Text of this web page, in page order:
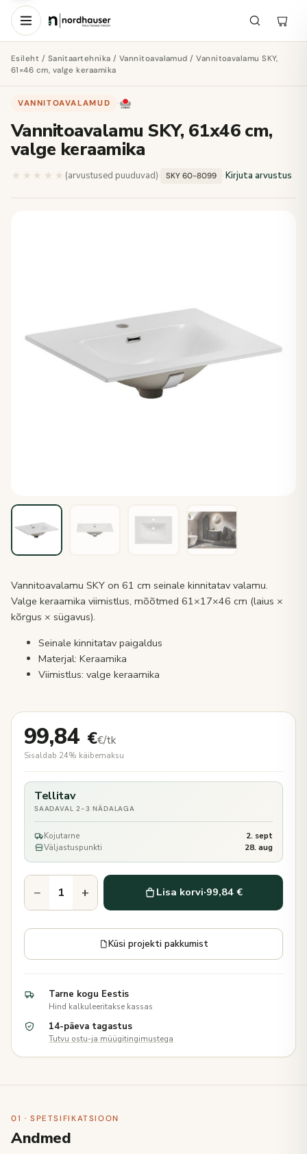
Esileht / Sanitaartehnika / Vannitoavalamud / Vannitoavalamu SKY,
61×46 cm, valge keraamika
VANNITOAVALAMUD ·
Vannitoavalamu SKY, 61x46 cm,
valge keraamika
★★★★★ ★★★★★
(arvustused puuduvad)· SKY 60-8099 ·Kirjuta arvustus
Vannitoavalamu SKY on 61 cm seinale kinnitatav valamu.
Valge keraamika viimistlus, mõõtmed 61×17×46 cm (laius ×
kõrgus × sügavus).
Seinale kinnitatav paigaldus
Materjal: Keraamika
Viimistlus: valge keraamika
99,84 €€/tk
Sisaldab 24% käibemaksu
Tellitav
SAADAVAL 2-3 NÄDALAGA
Kojutarne
2. sept
Väljastuspunkti
28. aug
− + Lisa korvi·99,84 €
Küsi projekti pakkumist
Tarne kogu Eestis
Hind kalkuleeritakse kassas
14-päeva tagastus
Tutvu ostu-ja müügitingimustega
01 · SPETSIFIKATSIOON
Andmed